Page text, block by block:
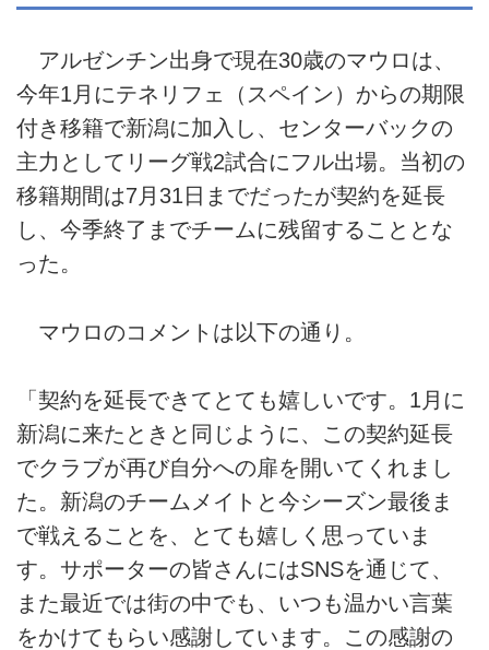
アルゼンチン出身で現在30歳のマウロは、
今年1月にテネリフェ（スペイン）からの期限
付き移籍で新潟に加入し、センターバックの
主力としてリーグ戦2試合にフル出場。当初の
移籍期間は7月31日までだったが契約を延長
し、今季終了までチームに残留することとな
った。
マウロのコメントは以下の通り。
「契約を延長できてとても嬉しいです。1月に
新潟に来たときと同じように、この契約延長
でクラブが再び自分への扉を開いてくれまし
た。新潟のチームメイトと今シーズン最後ま
で戦えることを、とても嬉しく思っていま
す。サポーターの皆さんにはSNSを通じて、
また最近では街の中でも、いつも温かい言葉
をかけてもらい感謝しています。この感謝の